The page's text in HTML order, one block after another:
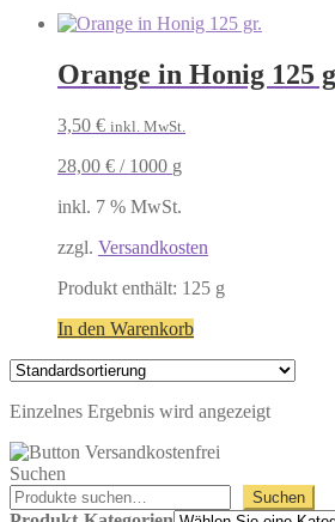
Orange in Honig 125
3,50 € inkl. MwSt.
28,00 € / 1000 g
inkl. 7 % MwSt.
zzgl. Versandkosten
Produkt enthält: 125 g
In den Warenkorb
Einzelnes Ergebnis wird angezeigt
Suchen
Suchen